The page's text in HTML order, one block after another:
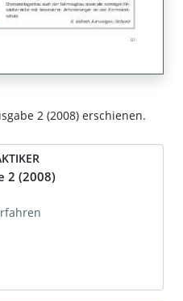
2 (2008) erschienen.
2 (2008)